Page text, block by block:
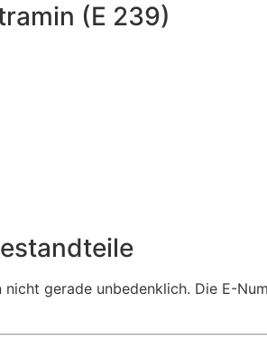
(E 239)
gerade unbedenklich. Die E-